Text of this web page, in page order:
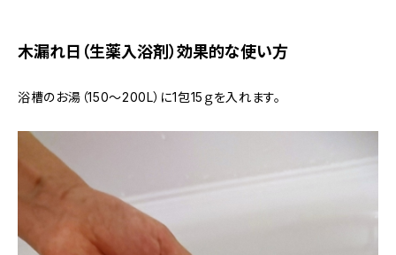
木漏れ日（生薬入浴剤）効果的な使い方
浴槽のお湯（150～200L）に1包15ｇを入れます。